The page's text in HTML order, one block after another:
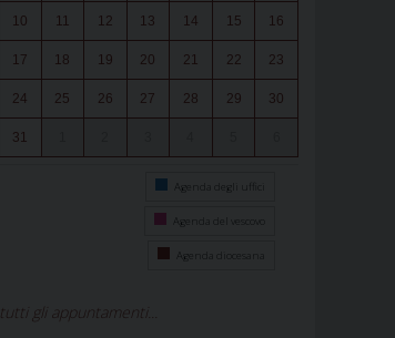
10 11 12 13 14 15 16
17 18 19 20 21 22 23
24 25 26 27 28 29 30
31
Agenda degli uffici
Agenda del vescovo
Agenda diocesana
tutti gli appuntamenti...